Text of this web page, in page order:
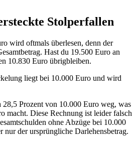
Stolperfallen
wird oftmals überlesen, denn der
Hast du 19.500 Euro an
10.830 Euro übrigbleiben.
liegt bei 10.000 Euro und wird
28,5 Prozent von 10.000 Euro weg, was
macht. Diese Rechnung ist leider falsch
ohne Abzüge bei 10.000
nur der ursprüngliche Darlehensbetrag.